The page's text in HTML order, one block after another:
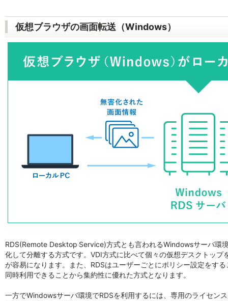
仮想ブラウザの画面転送（Windows）
RDS(Remote Desktop Service)方式とも言われるWindowsサーバ環
化して分離する方式です。VDI方式に比べて個々の仮想デスクトッ
が容易になります。また、RDSはユーザーごとにポリシー設定をす
同時利用できることから集約性に優れた方式となります。
一方でWindowsサーバ環境でRDSを利用するには、専用のライセン